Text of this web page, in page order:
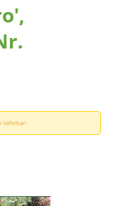
lieferbar!